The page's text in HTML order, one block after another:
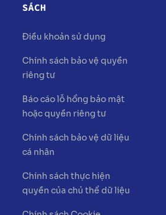
SÁCH
Điều khoản sử dụng
Chính sách bảo vệ quyền
riêng tư
Báo cáo lỗ hổng bảo mật
hoặc quyền riêng tư
Chính sách bảo vệ dữ liệu
cá nhân
Chính sách thực hiện
quyền của chủ thể dữ liệu